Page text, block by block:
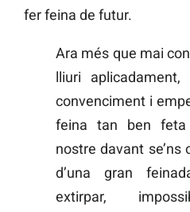
fer feina de futur.
Ara més que mai
lliuri aplicadament,
convenciment i
feina tan ben
nostre davant se’ns
d’una gran
extirpar,